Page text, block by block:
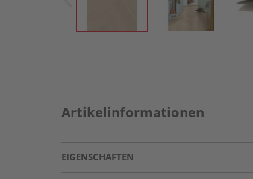
Artikelinformationen
EIGENSCHAFTEN